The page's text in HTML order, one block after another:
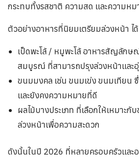
กระทบทั้งรสชาติ ความสด และความหม
ตัวอย่างอาหารที่นิยมเตรียมล่วงหน้า ไ
เป็ดพะโล้ / หมูพะโล้ อาหารสัญลัก
สมบูรณ์ ที่สามารถปรุงล่วงหน้าและ
ขนมมงคล เช่น ขนมเข่ง ขนมเทียน
และยังคงความหมายที่ดี
ผลไม้บางประเภท ที่เลือกให้เหมาะกั
ล่วงหน้าเพื่อความสะดวก
ดังนั้นในปี 2026 ที่หลายครอบครัวและอ